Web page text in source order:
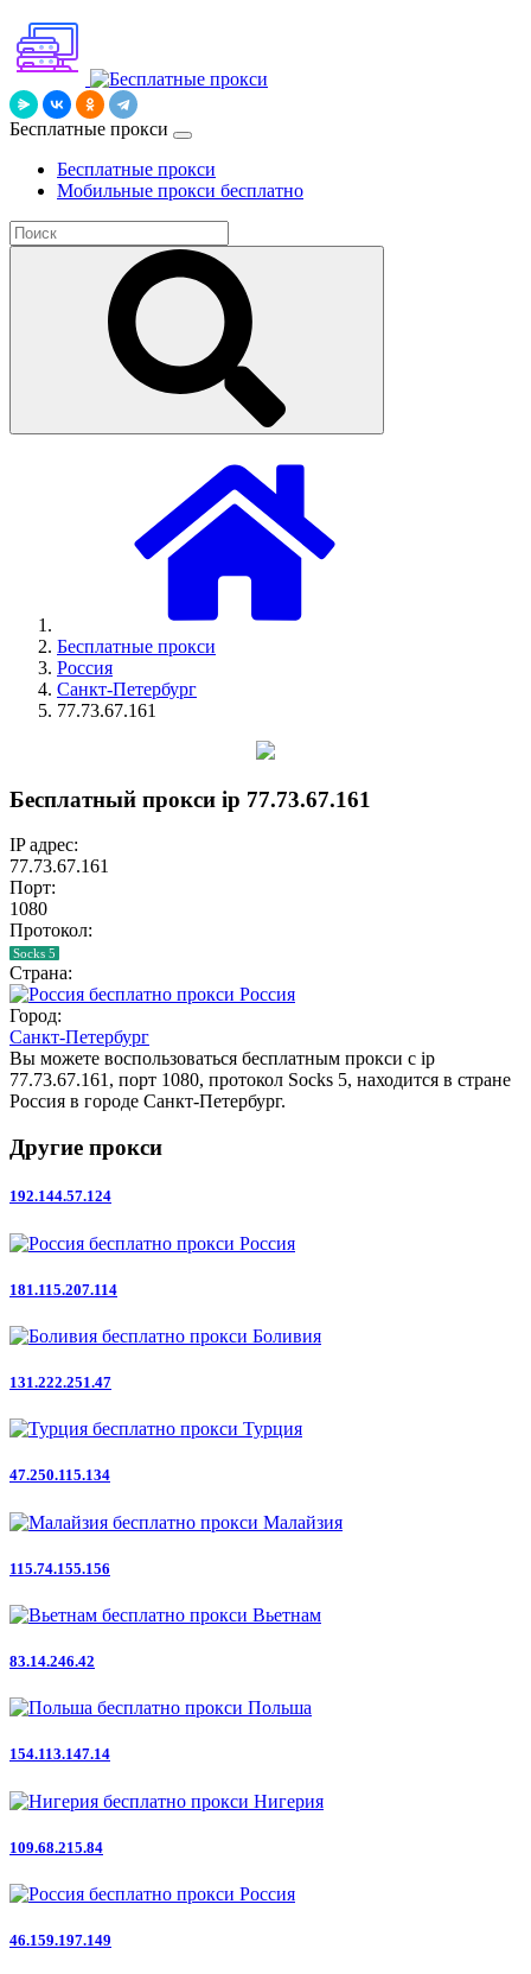
Бесплатные прокси
Бесплатные прокси
Мобильные прокси бесплатно
Бесплатные прокси
Россия
Санкт-Петербург
77.73.67.161
Бесплатный прокси ip 77.73.67.161
IP адрес:
77.73.67.161
Порт:
1080
Протокол:
Socks 5
Страна:
Россия
Город:
Санкт-Петербург
Вы можете воспользоваться бесплатным прокси с ip
77.73.67.161, порт 1080, протокол Socks 5, находится в стране
Россия в городе Санкт-Петербург.
Другие прокси
192.144.57.124
Россия
181.115.207.114
Боливия
131.222.251.47
Турция
47.250.115.134
Малайзия
115.74.155.156
Вьетнам
83.14.246.42
Польша
154.113.147.14
Нигерия
109.68.215.84
Россия
46.159.197.149